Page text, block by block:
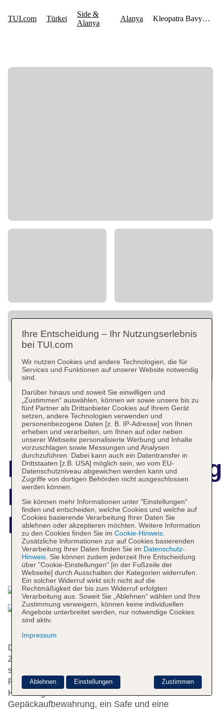
Kleopatra
Bavyera Hotel
Das bietet Ihre Unterkunft
Die Unterbringung mit einem Aufzug verfügt über 32
Zimmer. An der Rezeption im Empfangsbereich
steht englisch- und deutschsprachiges Personal mit
Rat und Tat zur Seite. Zu den Einrichtungen des
Hauses gehören eine Garderobe, eine
Gepäckaufbewahrung, ein Safe und eine
Ihre Entscheidung – Ihr Nutzungserlebnis
bei TUI.com
Wir nutzen Cookies und andere Technologien, die für
Services und Funktionen auf unserer Website notwendig
sind.
Darüber hinaus und soweit Sie einwilligen und
„Zustimmen“ auswählen, können wir sowie unsere bis zu
fünf Partner als Drittanbieter Cookies auf Ihrem Gerät
setzen, andere Technologien verwenden und
personenbezogene Daten [z. B. IP-Adresse] von Ihnen
erheben und verarbeiten, um Ihnen auf oder neben
unserer Webseite personalisierte Werbung und Inhalte
vorzuschlagen sowie Messungen und Analysen
durchzuführen. Dabei kann auch ein Datentransfer in
Drittstaaten [z.B. USA] möglich sein, wo vom EU-
Datenschutzniveau abgewichen werden kann und
Zugriffe von dortigen Behörden nicht ausgeschlossen
werden können.
Sie können mehr Informationen unter "Einstellungen"
finden und entscheiden, welche Cookies und welche auf
Cookies basierende Verarbeitung Ihrer Daten Sie
ablehnen oder akzeptieren möchten. Weitere Information
zu den Cookies finden Sie im Cookie-Hinweis.
Zusätzliche Informationen zur auf Cookies basierenden
Verarbeitung Ihrer Daten finden Sie im Datenschutz-
Hinweis. Sie können zudem jederzeit Ihre Entscheidung
über "Cookie-Einstellungen" [in der Fußzeile der
Webseite] durch Ausschalten der Kategorien widerrufen.
Ein solcher Widerruf wirkt sich nicht auf die
Rechtmäßigkeit der bis zum Widerruf erfolgten
Verarbeitung aus. Soweit Sie „Ablehnen“ wählen und Ihre
Zustimmung verweigern, können keine individuellen
Angebote unterbreitet werden, nur notwendige Cookies
sind aktiv.
Impressum
Zustimmen
Ablehnen Einstellungen